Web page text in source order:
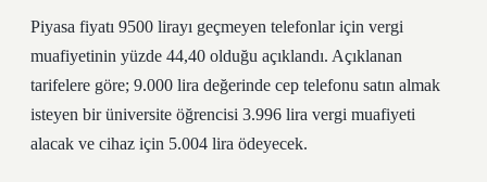
Piyasa fiyatı 9500 lirayı geçmeyen telefonlar için vergi
muafiyetinin yüzde 44,40 olduğu açıklandı. Açıklanan
tarifelere göre; 9.000 lira değerinde cep telefonu satın almak
isteyen bir üniversite öğrencisi 3.996 lira vergi muafiyeti
alacak ve cihaz için 5.004 lira ödeyecek.